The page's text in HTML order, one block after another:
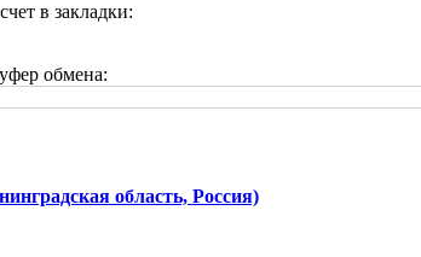
в закладки:
обмена:
область, Россия)